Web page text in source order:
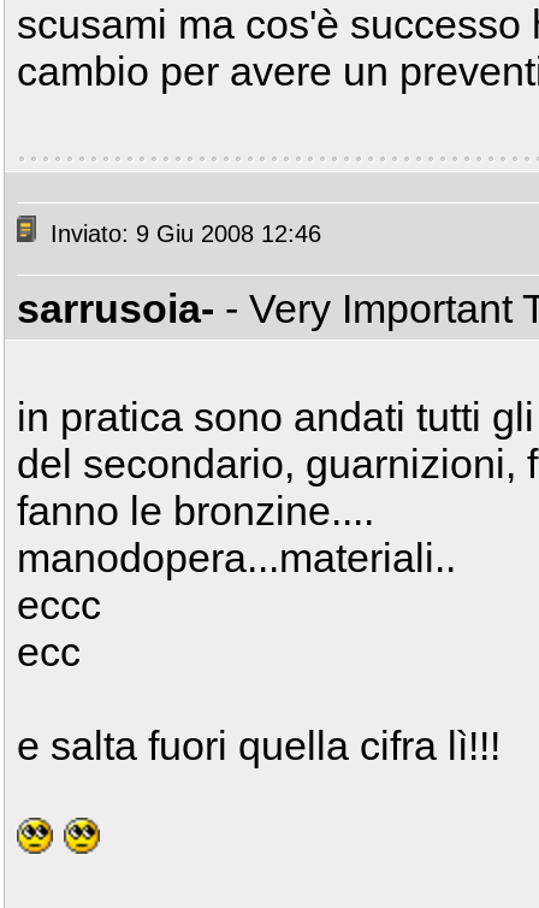
scusami ma cos'è
cambio per avere un
Inviato: 9 Giu 2008 12:46
sarrusoia- - Very Important
in pratica sono andati tutti
del secondario, guarnizioni,
fanno le bronzine....
manodopera...materiali..
eccc
ecc
e salta fuori quella cifra lì!!!